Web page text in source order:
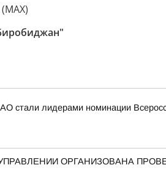
(МАХ)
стали лидерами номинации
ОРГАНИЗОВАНА